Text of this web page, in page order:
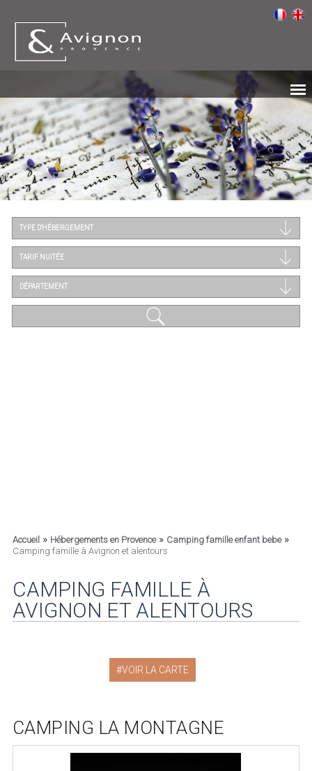
TYPE D'HÉBERGEMENT
TARIF NUITÉE
DÉPARTEMENT
Accueil» Hébergements en Provence» Camping famille enfant bebe»
Camping famille à Avignon et alentours
CAMPING FAMILLE À
AVIGNON ET ALENTOURS
VOIR LA CARTE
CAMPING LA MONTAGNE